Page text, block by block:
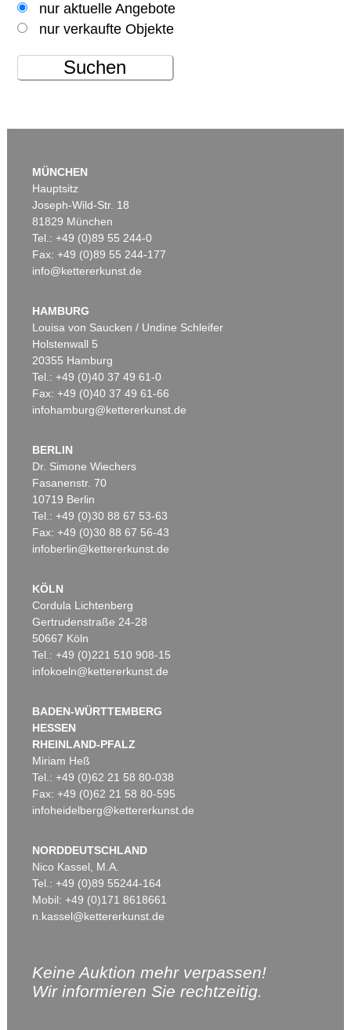
nur aktuelle Angebote
nur verkaufte Objekte
Suchen
MÜNCHEN
Hauptsitz
Joseph-Wild-Str. 18
81829 München
Tel.: +49 (0)89 55 244-0
Fax: +49 (0)89 55 244-177
info@kettererkunst.de
HAMBURG
Louisa von Saucken / Undine Schleifer
Holstenwall 5
20355 Hamburg
Tel.: +49 (0)40 37 49 61-0
Fax: +49 (0)40 37 49 61-66
infohamburg@kettererkunst.de
BERLIN
Dr. Simone Wiechers
Fasanenstr. 70
10719 Berlin
Tel.: +49 (0)30 88 67 53-63
Fax: +49 (0)30 88 67 56-43
infoberlin@kettererkunst.de
KÖLN
Cordula Lichtenberg
Gertrudenstraße 24-28
50667 Köln
Tel.: +49 (0)221 510 908-15
infokoeln@kettererkunst.de
BADEN-WÜRTTEMBERG
HESSEN
RHEINLAND-PFALZ
Miriam Heß
Tel.: +49 (0)62 21 58 80-038
Fax: +49 (0)62 21 58 80-595
infoheidelberg@kettererkunst.de
NORDDEUTSCHLAND
Nico Kassel, M.A.
Tel.: +49 (0)89 55244-164
Mobil: +49 (0)171 8618661
n.kassel@kettererkunst.de
Keine Auktion mehr verpassen!
Wir informieren Sie rechtzeitig.